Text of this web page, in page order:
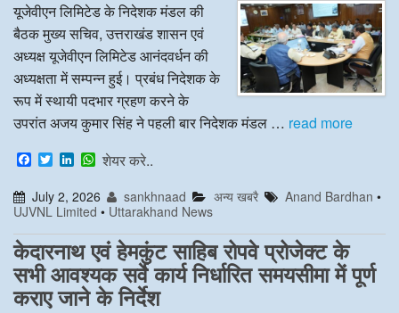
यूजेवीएन लिमिटेड के निदेशक मंडल की
बैठक मुख्य सचिव, उत्तराखंड शासन एवं
अध्यक्ष यूजेवीएन लिमिटेड आनंदवर्धन की
अध्यक्षता में सम्पन्न हुई। प्रबंध निदेशक के
रूप में स्थायी पदभार ग्रहण करने के
उपरांत अजय कुमार सिंह ने पहली बार निदेशक मंडल … read more
F
a
c
e
b
o
o
k
T
w
t
e
r
L
n
k
e
d
I
n
W
a
t
s
A
p
p
शेयर करे..
July 2, 2026 sankhnaad अन्य खबरै Anand Bardhan •
UJVNL Limited • Uttarakhand News
केदारनाथ एवं हेमकुंट साहिब रोपवे प्रोजेक्ट के
सभी आवश्यक सर्वे कार्य निर्धारित समयसीमा में पूर्ण
कराए जाने के निर्देश